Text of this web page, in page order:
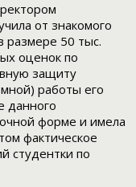
от знакомого
размере 50 тыс.
оценок по
защиту
работы его
данного
форме и имела
фактическое
студентки по